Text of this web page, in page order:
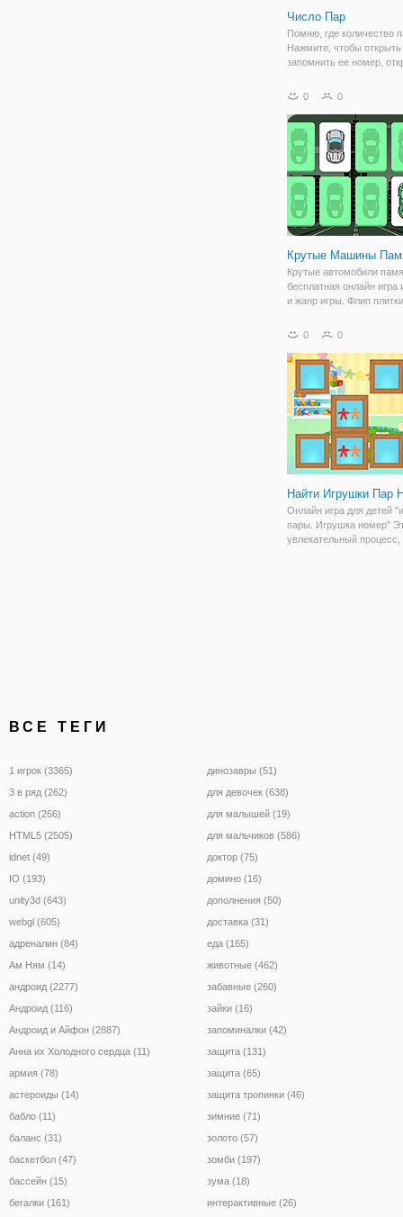
Число Пар
Помню, где количество
Нажмите, чтобы открыть
запомнить ее номер,
чтобы очистить их.
количеством шагов,
получить высокий балл.
0 0
Крутые Машины
Крутые автомобили
бесплатная онлайн игра
и жанр игры. Флип
пары. Пары все плитки,
игру в качестве мало
насколько
0 0
Найти Игрушки Пар
Онлайн игра для детей
пары. Игрушка номер"
увлекательный процесс,
ВСЕ ТЕГИ
1 игрок (3365)
3 в ряд (262)
action (266)
HTML5 (2505)
idnet (49)
IO (193)
unity3d (643)
webgl (605)
адреналин (84)
Ам Ням (14)
андроид (2277)
Андроид (116)
Андроид и Айфон (2887)
Анна их Холодного сердца (11)
армия (78)
астероиды (14)
бабло (11)
баланс (31)
баскетбол (47)
бассейн (15)
бегалки (161)
динозавры (51)
для девочек (638)
для малышей (19)
для мальчиков (586)
доктор (75)
домино (16)
дополнения (50)
доставка (31)
еда (165)
животные (462)
забавные (260)
зайки (16)
запоминалки (42)
защита (131)
защита (65)
защита тропинки (46)
зимние (71)
золото (57)
зомби (197)
зума (18)
интерактивные (26)